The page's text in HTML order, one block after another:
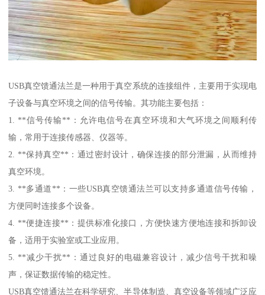
USB真空馈通法兰是一种用于真空系统的连接组件，主要用于实现电
子设备与真空环境之间的信号传输。其功能主要包括：
1. **信号传输**：允许电信号在真空环境和大气环境之间顺利传
输，常用于连接传感器、仪器等。
2. **保持真空**：通过密封设计，确保连接的部分泄漏，从而维持
真空环境。
3. **多通道**：一些USB真空馈通法兰可以支持多通道信号传输，
方便同时连接多个设备。
4. **便捷连接**：提供标准化接口，方便快速方便地连接和拆卸设
备，适用于实验室或工业应用。
5. **减少干扰**：通过良好的电磁兼容设计，减少信号干扰和噪
声，保证数据传输的稳定性。
USB真空馈通法兰在科学研究、半导体制造、真空设备等领域广泛应